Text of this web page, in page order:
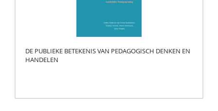
DE PUBLIEKE BETEKENIS VAN PEDAGOGISCH DENKEN EN
HANDELEN